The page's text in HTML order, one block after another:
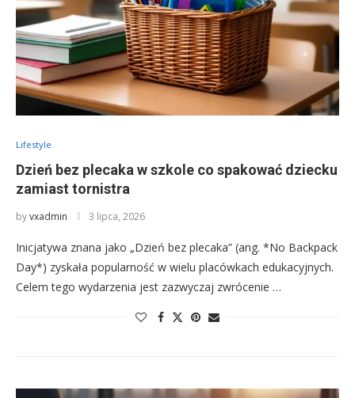
Lifestyle
Dzień bez plecaka w szkole co spakować dziecku
zamiast tornistra
byvxadmin 3 lipca, 2026
Inicjatywa znana jako „Dzień bez plecaka” (ang. *No Backpack
Day*) zyskała popularność w wielu placówkach edukacyjnych.
Celem tego wydarzenia jest zazwyczaj zwrócenie …